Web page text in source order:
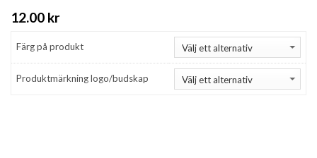
12.00 kr
Färg på produkt
Produktmärkning logo/budskap